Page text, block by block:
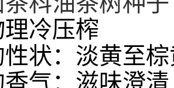
冷压榨
状： 淡黄至
气： 滋味澄清